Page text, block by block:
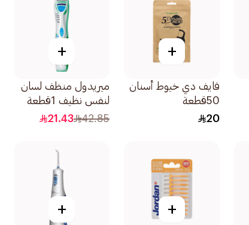
+
فايف دي خيوط أسنان
50قطعة
20
+
ميريدول منظف لسان
لنفس نظيف 1قطعة
42.85
21.43
+
+